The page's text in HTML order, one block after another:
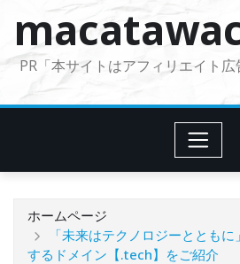
PR「本サイトはアフィリエイト広
ホームページ
「未来はテクノロジーととも
するドメイン【.tech】をご紹介